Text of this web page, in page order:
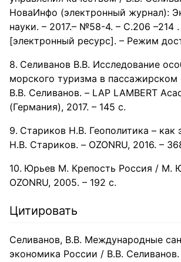
НоваИнфо (электронный журнал):
науки. – 2017.– №58-4. – С.206 –214 .
[электронный ресурс]. – Режим
Селиванов В.В. Исследование
морского туризма в пассажирском
В.В. Селиванов. – LAP LAMBERT
(Германия), 2017. – 145 с.
Стариков Н.В. Геополитика – как
Н.В. Стариков. – OZONRU, 2016. –
Юрьев М. Крепость Россия / М.
OZONRU, 2005. – 192 с.
Цитировать
Селиванов, В.В. Международные
экономика России / В.В.